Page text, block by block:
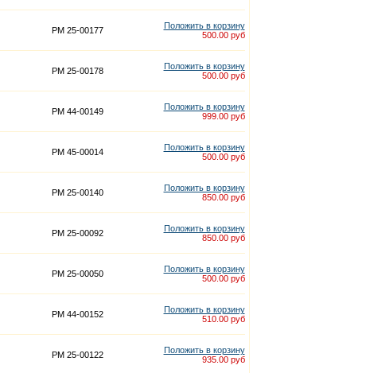
PM 25-00177
Положить в корзину
500.00 руб
PM 25-00178
Положить в корзину
500.00 руб
PM 44-00149
Положить в корзину
999.00 руб
PM 45-00014
Положить в корзину
500.00 руб
PM 25-00140
Положить в корзину
850.00 руб
PM 25-00092
Положить в корзину
850.00 руб
PM 25-00050
Положить в корзину
500.00 руб
PM 44-00152
Положить в корзину
510.00 руб
PM 25-00122
Положить в корзину
935.00 руб